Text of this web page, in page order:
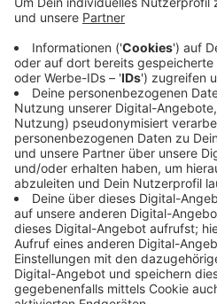
Immer auf dem